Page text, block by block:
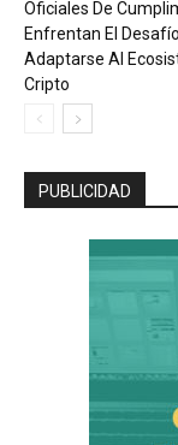
Oficiales De
Enfrentan El
Adaptarse Al
Cripto
PUBLICIDAD